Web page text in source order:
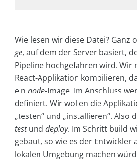
Wie lesen wir diese Datei? Ganz
ge, auf dem der Server basiert,
Pipeline hochgefahren wird. Wir
React-Applikation kompilieren,
ein node-Image. Im Anschluss
definiert. Wir wollen die
„testen“ und „installieren“. Also
testund deploy. Im Schritt build
gebaut, so wie es der Entwickler
lokalen Umgebung machen